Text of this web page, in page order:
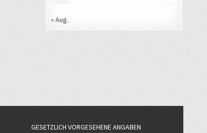
« Aug.
GESETZLICH VORGESEHENE ANGABEN